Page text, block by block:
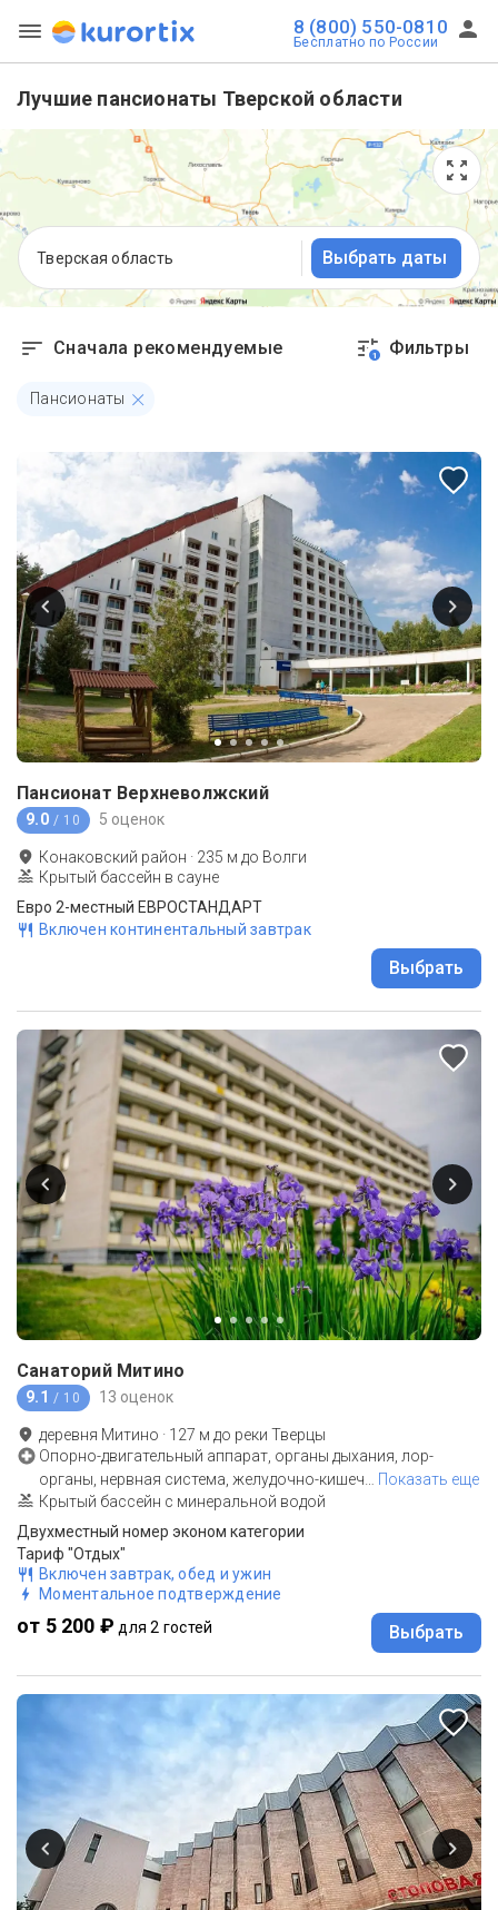
8 (800) 550-0810
Бесплатно по России
Лучшие пансионаты Тверской области
Тверская область Выбрать даты
Сначала рекомендуемые 1 Фильтры
Пансионаты
Пансионат Верхневолжский
9.0 / 10 5 оценок
Конаковский район · 235 м до Волги
Крытый бассейн в сауне
Евро 2-местный ЕВРОСТАНДАРТ
Включен континентальный завтрак
Выбрать
Санаторий Митино
9.1 / 10 13 оценок
деревня Митино · 127 м до реки Тверцы
Опорно-двигательный аппарат, органы дыхания, лор-
органы, нервная система, желудочно-кишеч
Показать еще
Крытый бассейн с минеральной водой
Двухместный номер эконом категории
Тариф "Отдых"
Включен завтрак, обед и ужин
Моментальное подтверждение
от 5 200 ₽ для 2 гостей Выбрать